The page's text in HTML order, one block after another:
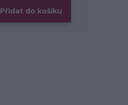
Přidat do košíku